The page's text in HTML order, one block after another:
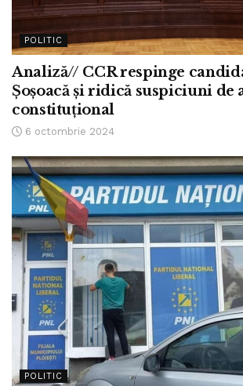
POLITIC
Analiză// CCR respinge
Șoșoacă și ridică suspiciuni de
constituțional
6 octombrie 2024
POLITIC